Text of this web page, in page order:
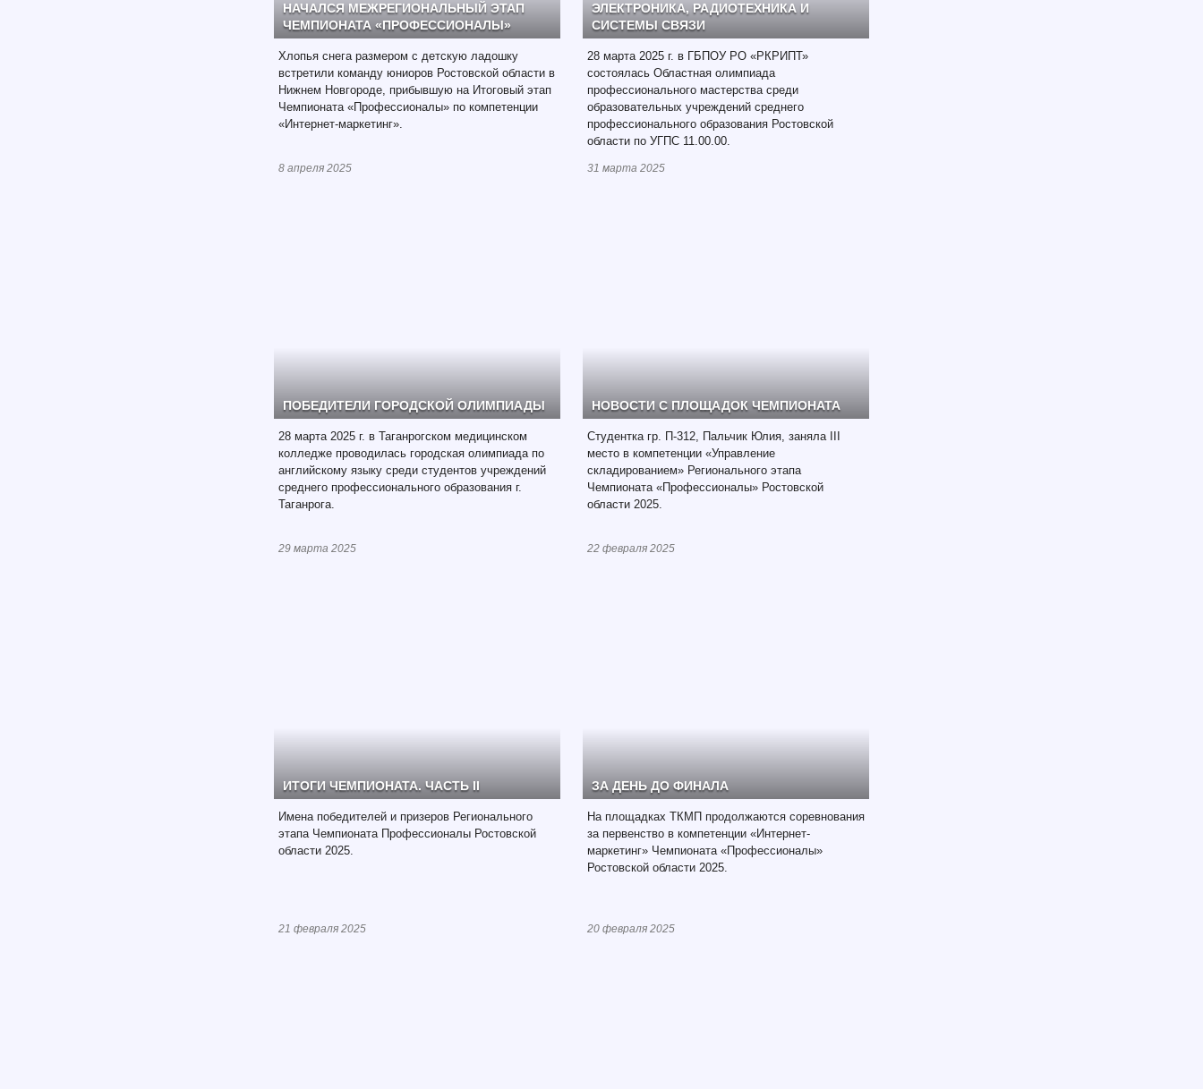
НАЧАЛСЯ МЕЖРЕГИОНАЛЬНЫЙ ЭТАП
ЧЕМПИОНАТА «ПРОФЕССИОНАЛЫ»
Хлопья снега размером с детскую ладошку
встретили команду юниоров Ростовской области в
Нижнем Новгороде, прибывшую на Итоговый этап
Чемпионата «Профессионалы» по компетенции
«Интернет-маркетинг».
8 апреля 2025
ЭЛЕКТРОНИКА, РАДИОТЕХНИКА И
СИСТЕМЫ СВЯЗИ
28 марта 2025 г. в ГБПОУ РО «РКРИПТ»
состоялась Областная олимпиада
профессионального мастерства среди
образовательных учреждений среднего
профессионального образования Ростовской
области по УГПС 11.00.00.
31 марта 2025
ПОБЕДИТЕЛИ ГОРОДСКОЙ ОЛИМПИАДЫ
28 марта 2025 г. в Таганрогском медицинском
колледже проводилась городская олимпиада по
английскому языку среди студентов учреждений
среднего профессионального образования г.
Таганрога.
29 марта 2025
НОВОСТИ С ПЛОЩАДОК ЧЕМПИОНАТА
Студентка гр. П-312, Пальчик Юлия, заняла III
место в компетенции «Управление
складированием» Регионального этапа
Чемпионата «Профессионалы» Ростовской
области 2025.
22 февраля 2025
ИТОГИ ЧЕМПИОНАТА. ЧАСТЬ II
Имена победителей и призеров Регионального
этапа Чемпионата Профессионалы Ростовской
области 2025.
21 февраля 2025
ЗА ДЕНЬ ДО ФИНАЛА
На площадках ТКМП продолжаются соревнования
за первенство в компетенции «Интернет-
маркетинг» Чемпионата «Профессионалы»
Ростовской области 2025.
20 февраля 2025